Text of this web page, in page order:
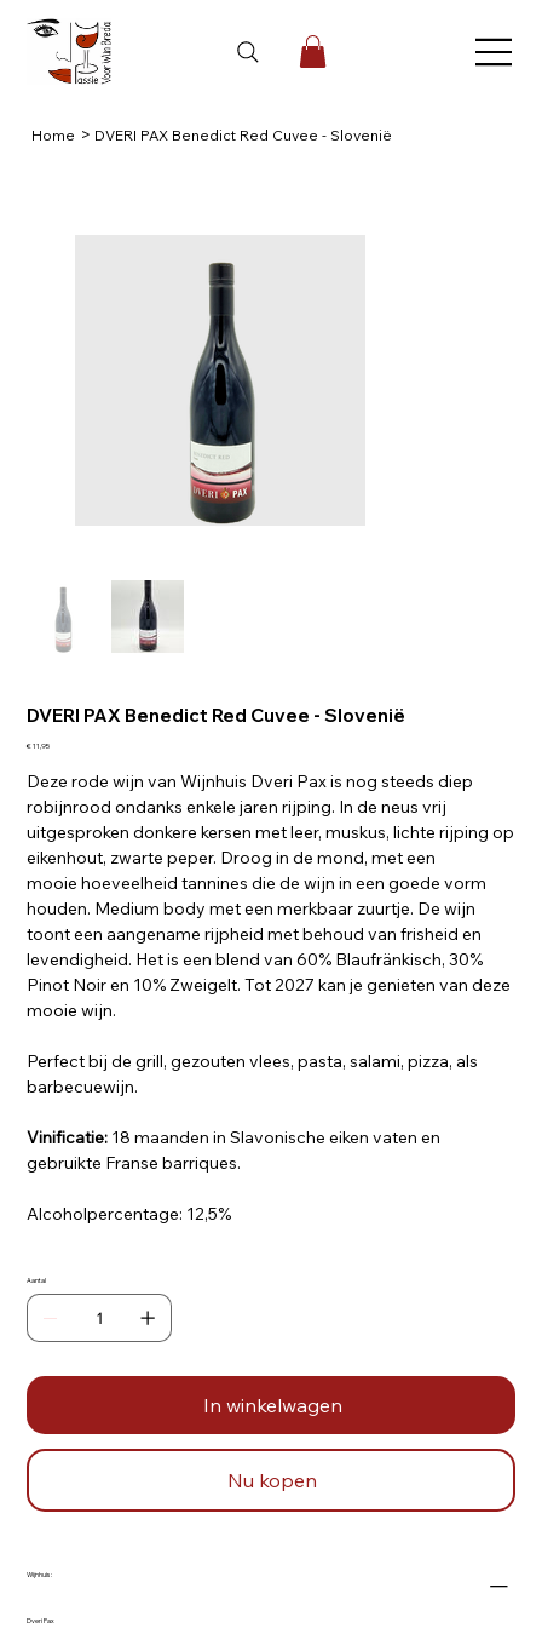
Home > DVERI PAX Benedict Red Cuvee - Slovenië
DVERI PAX Benedict Red Cuvee - Slovenië
Prijs
€ 11,95
Deze rode wijn van Wijnhuis Dveri Pax is nog steeds diep
robijnrood ondanks enkele jaren rijping. In de neus vrij
uitgesproken donkere kersen met leer, muskus, lichte rijping op
eikenhout, zwarte peper. Droog in de mond, met een
mooie hoeveelheid tannines die de wijn in een goede vorm
houden. Medium body met een merkbaar zuurtje. De wijn
toont een aangename rijpheid met behoud van frisheid en
levendigheid. Het is een blend van 60% Blaufränkisch, 30%
Pinot Noir en 10% Zweigelt. Tot 2027 kan je genieten van deze
mooie wijn.
Perfect bij de grill, gezouten vlees, pasta, salami, pizza, als
barbecuewijn.
Vinificatie: 18 maanden in Slavonische eiken vaten en
gebruikte Franse barriques.
Alcoholpercentage: 12,5%
Aantal
In winkelwagen
Nu kopen
Wijnhuis:
Dveri Pax